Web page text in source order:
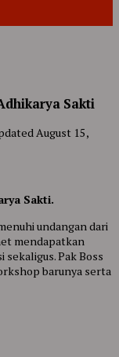
Sakti
August 15,
Sakti.
undangan dari
mendapatkan
Pak Boss
barunya serta